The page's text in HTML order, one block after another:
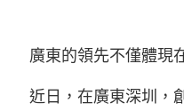
廣東的領先不僅體現
近日，在廣東深圳，